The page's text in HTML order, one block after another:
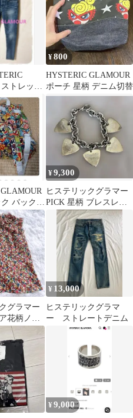
トレッチ
ム XXS
¥800
HYSTERIC GLAMOUR
ポーチ 星柄 デニム切替
バックパ
¥9,300
ヒステリックグラマー
PICK 星柄 ブレスレッ
ト 初期
グラマー
花柄ノー
ウスシャ
¥ 13,000
ヒステリックグラマ
ー ストレートデニム
¥9,000